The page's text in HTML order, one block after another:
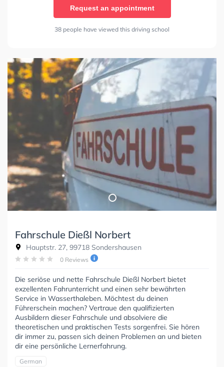
Request an appointment
38 people have viewed this driving school
Fahrschule Dießl Norbert
Hauptstr. 27, 99718 Sondershausen
0 Reviews
Die seriöse und nette Fahrschule Dießl Norbert bietet
exzellenten Fahrunterricht und einen sehr bewährten
Service in Wasserthaleben. Möchtest du deinen
Führerschein machen? Vertraue den qualifizierten
Ausbildern dieser Fahrschule und absolviere die
theoretischen und praktischen Tests sorgenfrei. Sie hören
dir immer zu, passen sich deinen Problemen an und bieten
dir eine persönliche Lernerfahrung.
German